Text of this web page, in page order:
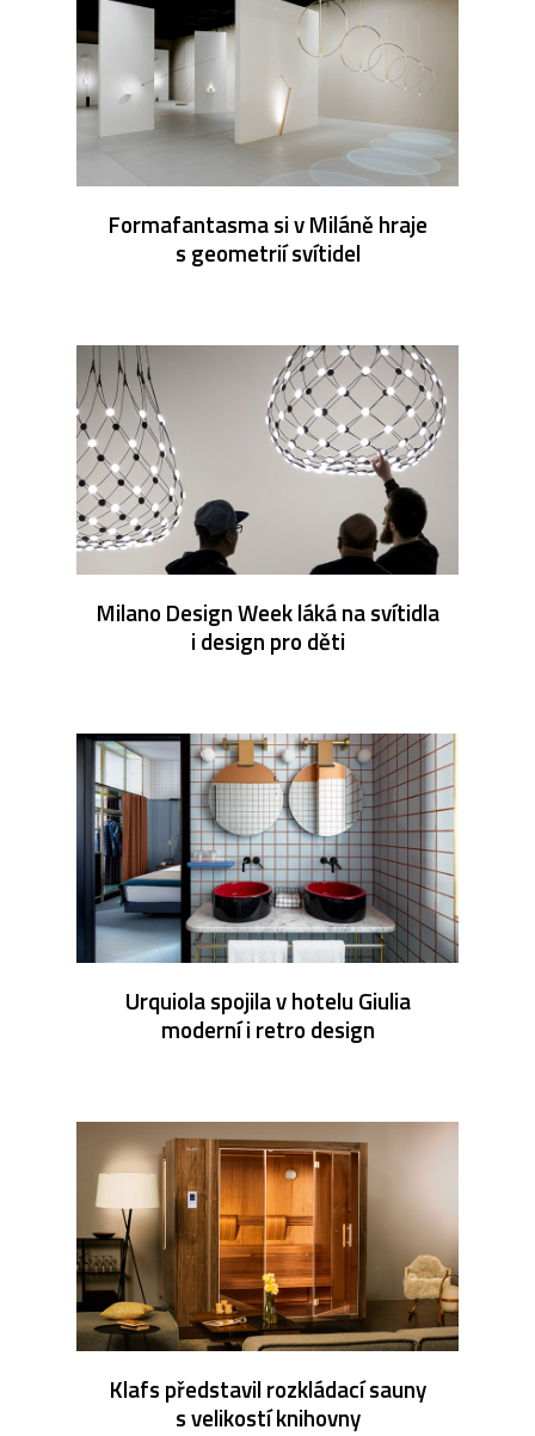
Formafantasma si v Miláně hraje
s geometrií svítidel
Milano Design Week láká na svítidla
i design pro děti
Urquiola spojila v hotelu Giulia
moderní i retro design
Klafs představil rozkládací sauny
s velikostí knihovny